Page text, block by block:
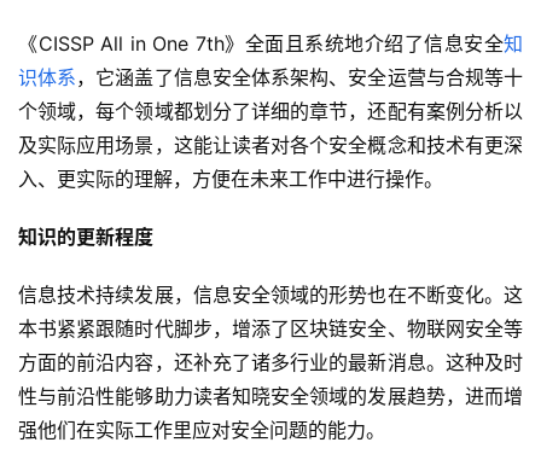
《CISSP All in One 7th》全面且系统地介绍了信息安全知
识体系，它涵盖了信息安全体系架构、安全运营与合规等十
个领域，每个领域都划分了详细的章节，还配有案例分析以
及实际应用场景，这能让读者对各个安全概念和技术有更深
入、更实际的理解，方便在未来工作中进行操作。
知识的更新程度
信息技术持续发展，信息安全领域的形势也在不断变化。这
本书紧紧跟随时代脚步，增添了区块链安全、物联网安全等
方面的前沿内容，还补充了诸多行业的最新消息。这种及时
性与前沿性能够助力读者知晓安全领域的发展趋势，进而增
强他们在实际工作里应对安全问题的能力。